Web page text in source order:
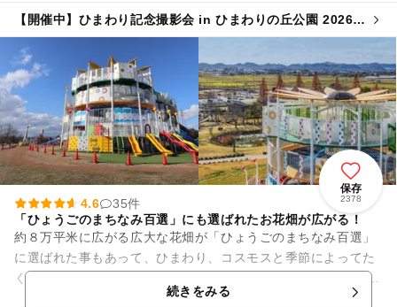
【開催中】ひまわり記念撮影会 in ひまわりの丘公園 2026
保存
2378
4.6
35件
「ひょうごのまちなみ百選」にも選ばれたお花畑が広がる！
約８万平米に広がる広大な花畑が「ひょうごのまちなみ百選」
に選ばれた事もあって、ひまわり、コスモスと季節によってた
くさんのお花が楽しめます。その迫力は圧巻！ 親子連れに人気
続きをみる